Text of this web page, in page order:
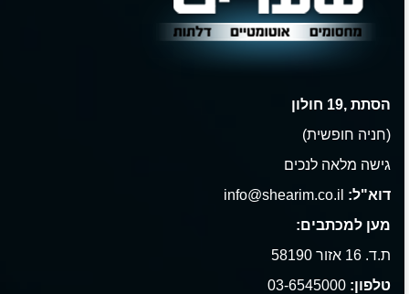
הסתת ,19 חולון
(חניה חופשית)
גישה מלאה לנכים
דוא"ל:
מען למכתבים:
ת.ד. 16 אזור 58190
טלפון: